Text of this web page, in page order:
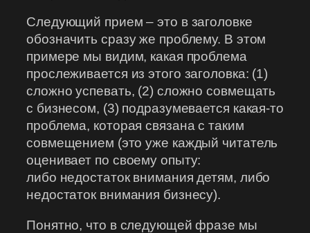
Следующий прием – это в заголовке
обозначить сразу же проблему. В этом
примере мы видим, какая проблема
прослеживается из этого заголовка: (1)
сложно успевать, (2) сложно совмещать
с бизнесом, (3) подразумевается какая-то
проблема, которая связана с таким
совмещением (это уже каждый читатель
оценивает по своему опыту:
либо недостаток внимания детям, либо
недостаток внимания бизнесу).
Понятно, что в следующей фразе мы